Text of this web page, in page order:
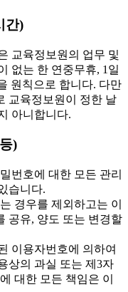
간)
교육정보원의 업무 및
없는 한 연중무휴, 1일
원칙으로 합니다. 다만
교육정보원이 정한 날
아니합니다.
)
번호에 대한 모든 관리
습니다.
경우를 제외하고는 이
공유, 양도 또는 변경할
이용자번호에 의하여
상의 과실 또는 제3자
대한 모든 책임은 이